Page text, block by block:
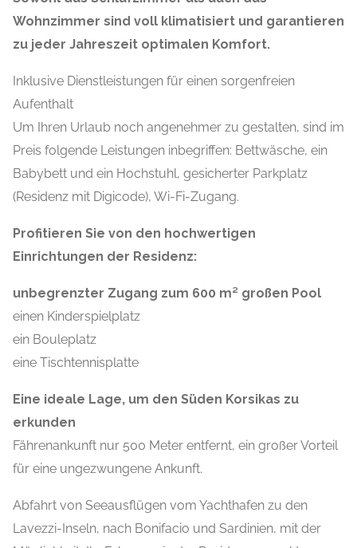
Wohnzimmer sind voll klimatisiert und garantieren
zu jeder Jahreszeit optimalen Komfort.
Inklusive Dienstleistungen für einen sorgenfreien
Aufenthalt
Um Ihren Urlaub noch angenehmer zu gestalten, sind im
Preis folgende Leistungen inbegriffen: Bettwäsche, ein
Babybett und ein Hochstuhl, gesicherter Parkplatz
(Residenz mit Digicode), Wi-Fi-Zugang.
Profitieren Sie von den hochwertigen
Einrichtungen der Residenz:
unbegrenzter Zugang zum 600 m² großen Pool
einen Kinderspielplatz
ein Bouleplatz
eine Tischtennisplatte
Eine ideale Lage, um den Süden Korsikas zu
erkunden
Fährenankunft nur 500 Meter entfernt, ein großer Vorteil
für eine ungezwungene Ankunft.
Abfahrt von Seeausflügen vom Yachthafen zu den
Lavezzi-Inseln, nach Bonifacio und Sardinien, mit der